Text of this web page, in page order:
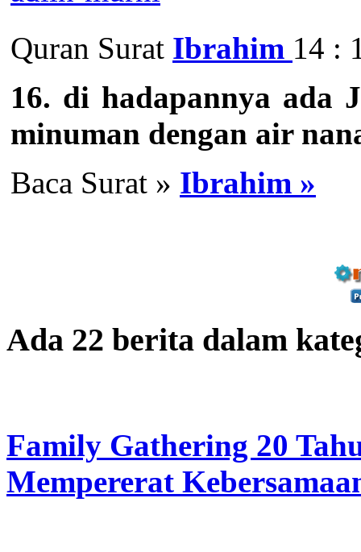
Quran Surat Ibrahim 14 :
16. di hadapannya ada
minuman dengan air
Baca Surat » Ibrahim »
Ada 22 berita dalam
Family Gathering 20
Mempererat